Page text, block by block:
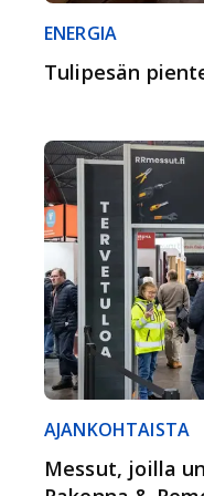
ENERGIA
Tulipesän
AJANKOHTAISTA
Messut, joilla